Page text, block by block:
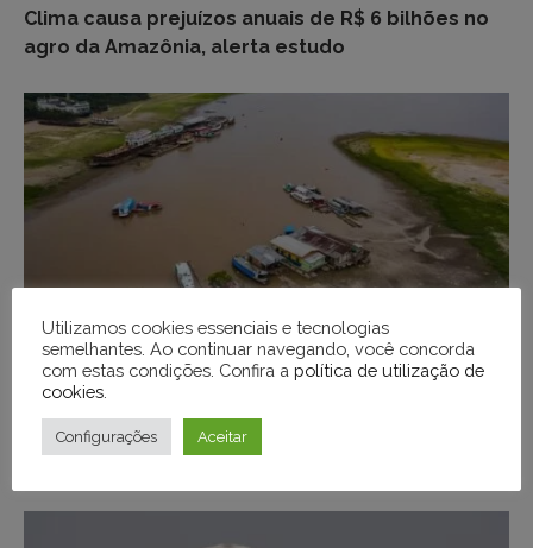
Clima causa prejuízos anuais de R$ 6 bilhões no
agro da Amazônia, alerta estudo
ECONOMIA
Secas na Amazônia deixam de ser exceção e
Utilizamos cookies essenciais e tecnologias
semelhantes. Ao continuar navegando, você concorda
com estas condições. Confira a política de utilização de
cookies
Configurações Aceitar